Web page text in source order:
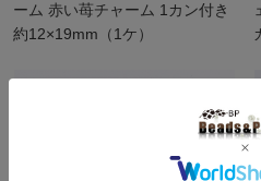
ーム 赤い苺チャーム 1カン付き
約12×19mm（1ケ）